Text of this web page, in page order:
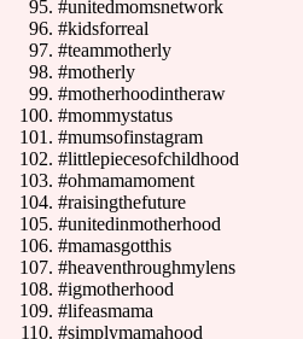
#unitedmomsnetwork
#kidsforreal
#teammotherly
#motherly
#motherhoodintheraw
#mommystatus
#mumsofinstagram
#littlepiecesofchildhood
#ohmamamoment
#raisingthefuture
#unitedinmotherhood
#mamasgotthis
#heaventhroughmylens
#igmotherhood
#lifeasmama
#simplymamahood